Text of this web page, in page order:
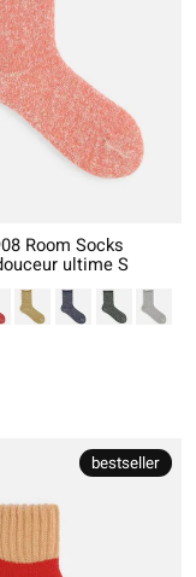
Room Socks
ultime S
bestseller